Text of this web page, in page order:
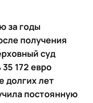
за годы
получения
суд
172 евро
долгих лет
постоянную